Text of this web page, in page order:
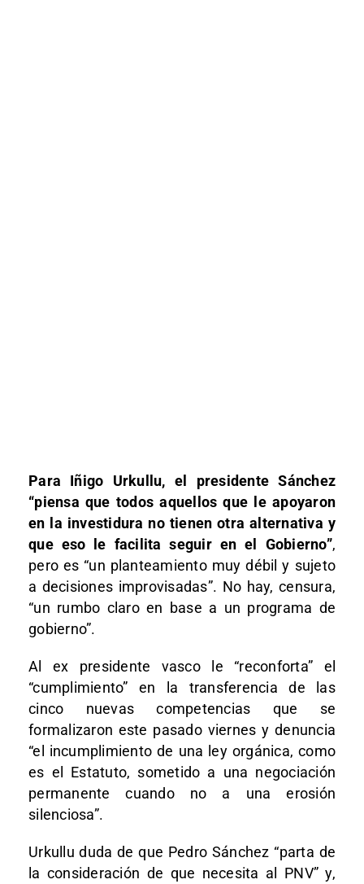
Para Iñigo Urkullu, el presidente Sánchez
“piensa que todos aquellos que le apoyaron
en la investidura no tienen otra alternativa y
que eso le facilita seguir en el Gobierno”,
pero es “un planteamiento muy débil y sujeto
a decisiones improvisadas”. No hay, censura,
“un rumbo claro en base a un programa de
gobierno”.
Al ex presidente vasco le “reconforta” el
“cumplimiento” en la transferencia de las
cinco nuevas competencias que se
formalizaron este pasado viernes y denuncia
“el incumplimiento de una ley orgánica, como
es el Estatuto, sometido a una negociación
permanente cuando no a una erosión
silenciosa”.
Urkullu duda de que Pedro Sánchez “parta de
la consideración de que necesita al PNV” y,